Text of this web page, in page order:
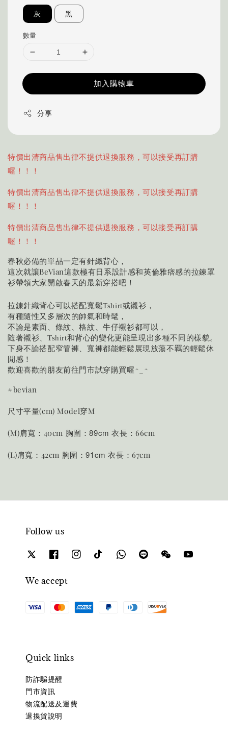
灰 黑
數量
加入購物車
分享
特價出清商品售出律不提供退換服務，可以接受再訂購
喔！！！
特價出清商品售出律不提供退換服務，可以接受再訂購
喔！！！
特價出清商品售出律不提供退換服務，可以接受再訂購
喔！！！
春秋必備的單品一定有針織背心，
這次就讓BeVian這款極有日系設計感和英倫雅痞感的拉鍊罩
衫帶領大家開啟春天的最新穿搭吧！
拉鍊針織背心可以搭配寬鬆Tshirt或襯衫，
有種隨性又多層次的帥氣和時髦，
不論是素面、條紋、格紋、牛仔襯衫都可以，
隨著襯衫、Tshirt和背心的變化更能呈現出多種不同的樣貌。
下身不論搭配窄管褲、寬褲都能輕鬆展現放蕩不羈的輕鬆休
閒感！
歡迎喜歡的朋友前往門市試穿購買喔^_^
#bevian
尺寸平量(cm) Model穿M
(M)肩寬：40cm 胸圍：89cm衣長：66cm
(L)肩寬：42cm 胸圍：91cm 衣長：67cm
Follow us
We accept
Quick links
防詐騙提醒
門市資訊
物流配送及運費
退換貨說明